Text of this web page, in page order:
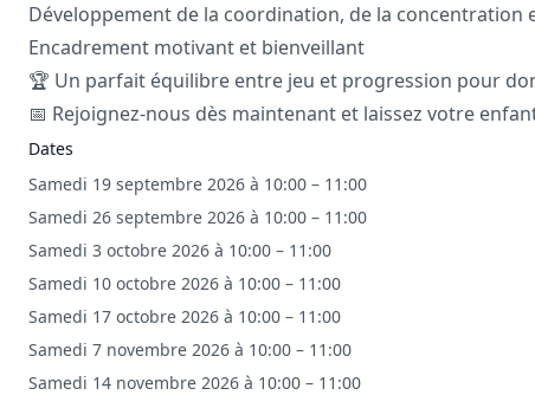
Développement de la coordination, de la concentration
Encadrement motivant et bienveillant
🏆 Un parfait équilibre entre jeu et progression pour
📅 Rejoignez-nous dès maintenant et laissez votre
Dates
Samedi 19 septembre 2026 à 10:00 – 11:00
Samedi 26 septembre 2026 à 10:00 – 11:00
Samedi 3 octobre 2026 à 10:00 – 11:00
Samedi 10 octobre 2026 à 10:00 – 11:00
Samedi 17 octobre 2026 à 10:00 – 11:00
Samedi 7 novembre 2026 à 10:00 – 11:00
Samedi 14 novembre 2026 à 10:00 – 11:00